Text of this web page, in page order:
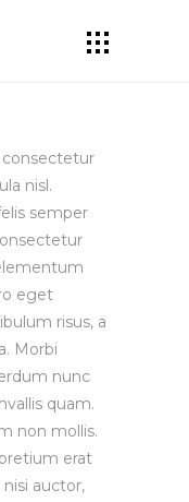
nisl.
semper
eget
risus, a
Morbi
nunc
quam.
non mollis.
erat
auctor,